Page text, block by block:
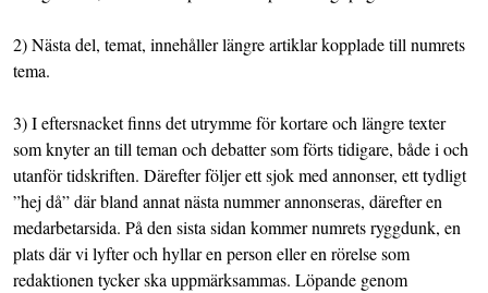
2) Nästa del, temat, innehåller längre artiklar kopplade till numrets
tema.
3) I eftersnacket finns det utrymme för kortare och längre texter
som knyter an till teman och debatter som förts tidigare, både i och
utanför tidskriften. Därefter följer ett sjok med annonser, ett tydligt
”hej då” där bland annat nästa nummer annonseras, därefter en
medarbetarsida. På den sista sidan kommer numrets ryggdunk, en
plats där vi lyfter och hyllar en person eller en rörelse som
redaktionen tycker ska uppmärksammas. Löpande genom